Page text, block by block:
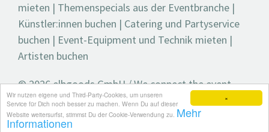
×
Wir nutzen eigene und Third-Party-Cookies, um unseren
Service für Dich noch besser zu machen. Wenn Du auf dieser
Website weitersurfst, stimmst Du der Cookie-Verwendung zu. Mehr
Informationen
mieten | Themenspecials aus der Eventbranche |
Künstler:innen buchen | Catering und Partyservice
buchen | Event-Equipment und Technik mieten |
Artisten buchen
© 2026 elbgoods GmbH / We connect the event
industry / Medienvielfalt für die Eventplanung /
Eventbranchenbuch, Blog, Magazin und mehr